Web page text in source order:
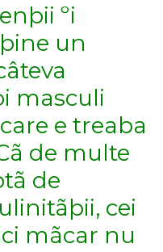
ºi
un
masculi
e treaba
de multe
de
cei
mãcar nu